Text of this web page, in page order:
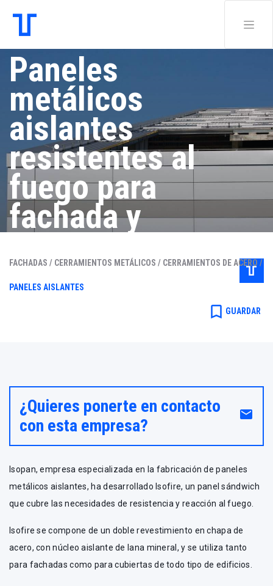
Paneles
metálicos
aislantes
resistentes al
fuego para
fachada y
cubierta
Paneles aislantes
FACHADAS / CERRAMIENTOS METÁLICOS / CERRAMIENTOS DE ACERO /
PANELES AISLANTES
bookmark_border GUARDAR
¿Quieres ponerte en contacto
con esta empresa?
email
Isopan, empresa especializada en la fabricación de paneles
metálicos aislantes, ha desarrollado Isofire, un panel sándwich
que cubre las necesidades de resistencia y reacción al fuego.
Isofire se compone de un doble revestimiento en chapa de
acero, con núcleo aislante de lana mineral, y se utiliza tanto
para fachadas como para cubiertas de todo tipo de edificios.